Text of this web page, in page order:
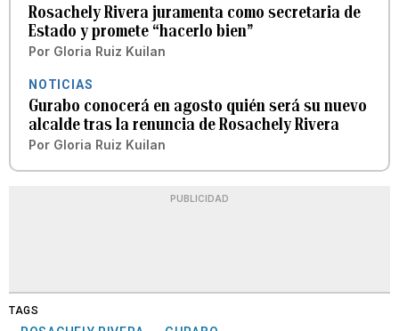
Rosachely Rivera juramenta como secretaria de
Estado y promete “hacerlo bien”
Por Gloria Ruiz Kuilan
NOTICIAS
Gurabo conocerá en agosto quién será su nuevo
alcalde tras la renuncia de Rosachely Rivera
Por Gloria Ruiz Kuilan
PUBLICIDAD
TAGS